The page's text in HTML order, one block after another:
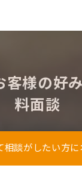
客様の好
料面談
相談がしたい方に